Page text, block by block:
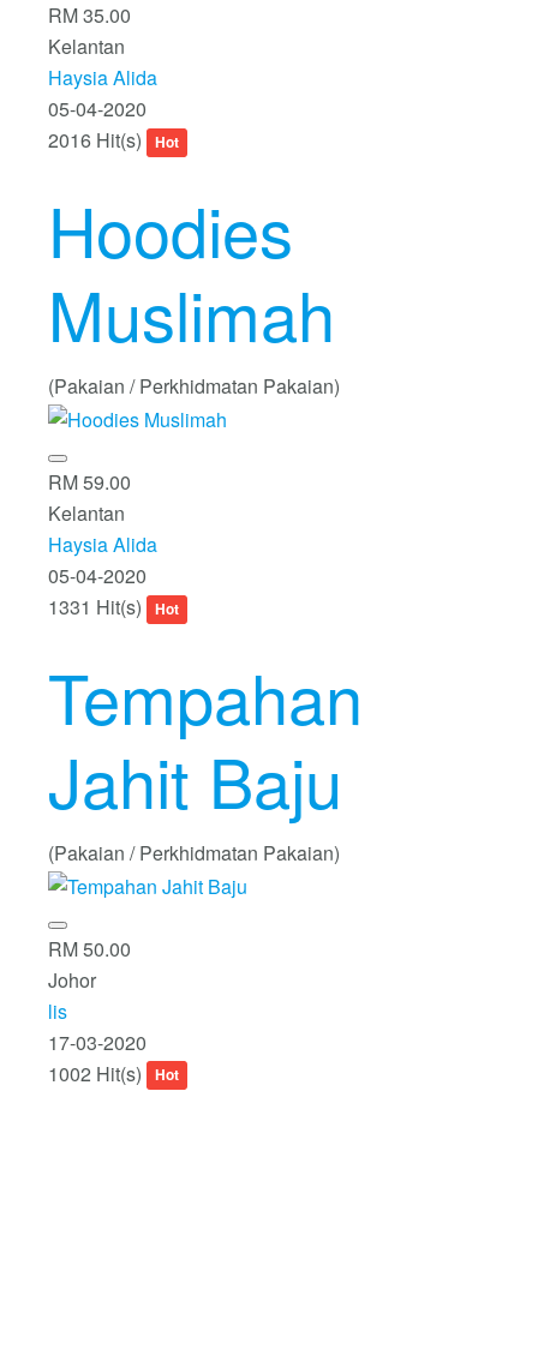
RM 35.00
Kelantan
Haysia Alida
05-04-2020
2016 Hit(s)
Hot
Hoodies
Muslimah
(Pakaian / Perkhidmatan Pakaian)
RM 59.00
Kelantan
Haysia Alida
05-04-2020
1331 Hit(s)
Hot
Tempahan
Jahit Baju
(Pakaian / Perkhidmatan Pakaian)
RM 50.00
Johor
lis
17-03-2020
1002 Hit(s)
Hot